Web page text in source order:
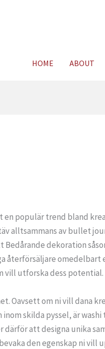
HOME ABOUT
populär trend bland
alltsammans av bullet
dekoration
återförsäljare
vill utforska dess potential.
Oavsett om ni vill dana
skilda pyssel, är
att designa unika
den egenskap ni vill